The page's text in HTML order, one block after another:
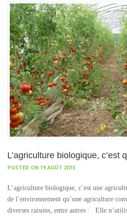
L’agriculture biologique, c’est
POSTED ON 19 AOÛT 2015
L’agriculture biologique, c’est une
de l’environnement qu’une agriculture
diverses raisons, entre autres : Elle